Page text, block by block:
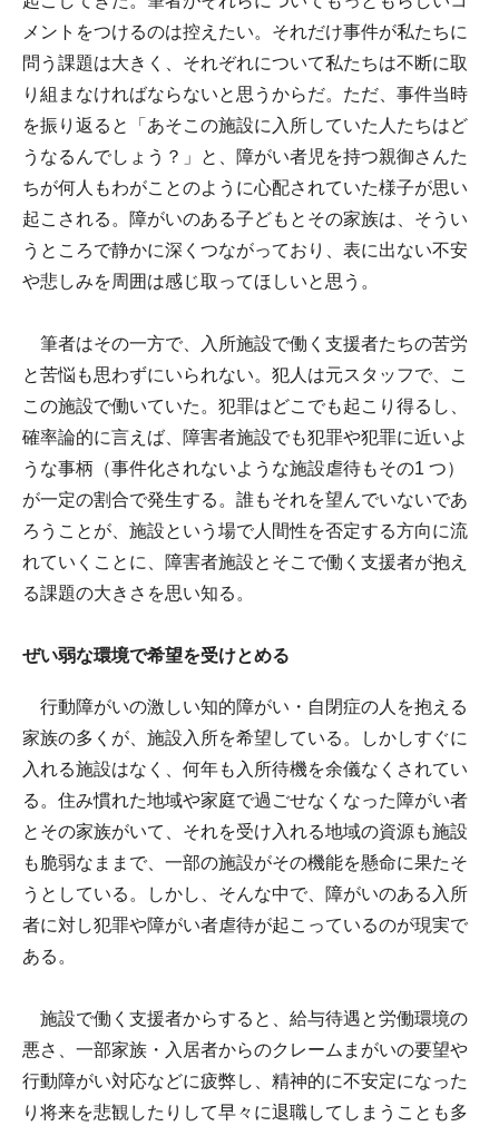
メントをつけるのは控えたい。それだけ事件が私たちに
問う課題は大きく、それぞれについて私たちは不断に取
り組まなければならないと思うからだ。ただ、事件当時
を振り返ると「あそこの施設に入所していた人たちはど
うなるんでしょう？」と、障がい者児を持つ親御さんた
ちが何人もわがことのように心配されていた様子が思い
起こされる。障がいのある子どもとその家族は、そうい
うところで静かに深くつながっており、表に出ない不安
や悲しみを周囲は感じ取ってほしいと思う。
筆者はその一方で、入所施設で働く支援者たちの苦労
と苦悩も思わずにいられない。犯人は元スタッフで、こ
この施設で働いていた。犯罪はどこでも起こり得るし、
確率論的に言えば、障害者施設でも犯罪や犯罪に近いよ
うな事柄（事件化されないような施設虐待もその1 つ）
が一定の割合で発生する。誰もそれを望んでいないであ
ろうことが、施設という場で人間性を否定する方向に流
れていくことに、障害者施設とそこで働く支援者が抱え
る課題の大きさを思い知る。
ぜい弱な環境で希望を受けとめる
行動障がいの激しい知的障がい・自閉症の人を抱える
家族の多くが、施設入所を希望している。しかしすぐに
入れる施設はなく、何年も入所待機を余儀なくされてい
る。住み慣れた地域や家庭で過ごせなくなった障がい者
とその家族がいて、それを受け入れる地域の資源も施設
も脆弱なままで、一部の施設がその機能を懸命に果たそ
うとしている。しかし、そんな中で、障がいのある入所
者に対し犯罪や障がい者虐待が起こっているのが現実で
ある。
施設で働く支援者からすると、給与待遇と労働環境の
悪さ、一部家族・入居者からのクレームまがいの要望や
行動障がい対応などに疲弊し、精神的に不安定になった
り将来を悲観したりして早々に退職してしまうことも多